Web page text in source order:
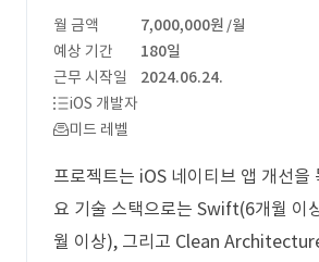
월 금액 7,000,000원 /월
예상 기간
180일
근무 시작일
2024.06.24.
iOS 개발자
미드 레벨
프로젝트는 iOS 네이티브 앱 개선을
요 기술 스택으로는 Swift(6개월 이
월 이상), 그리고 Clean